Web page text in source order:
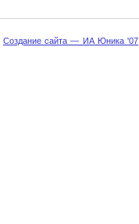
Создание сайта — ИА Юника '07